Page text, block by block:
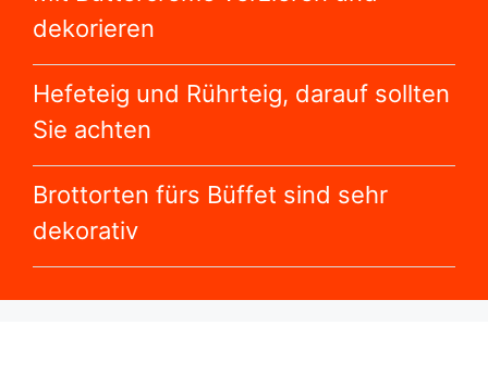
dekorieren
Hefeteig und Rührteig, darauf sollten
Sie achten
Brottorten fürs Büffet sind sehr
dekorativ